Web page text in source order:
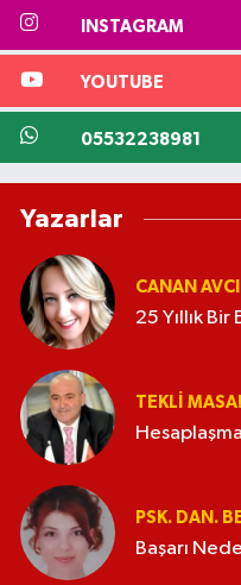
INSTAGRAM
YOUTUBE
05532238981
Yazarlar
CANAN
25 Yıllık Bir
TEKLI
PSK. DAN.
Başarı